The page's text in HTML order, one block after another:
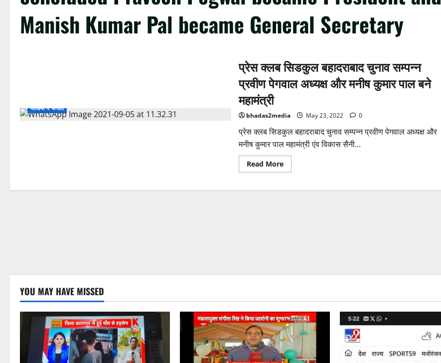
Manish Kumar Pal became General Secretary
मीडिया पे फैसले
प्रेस क्लब सिडकुल बहादराबाद चुनाव सम्पन्न
प्रवीण पेगवाल अध्यक्ष और मनीष कुमार पाल बने
महामंत्री
bhadas2media May 23, 2022 0
प्रेस क्लब सिडकुल बहादराबाद चुनाव सम्पन्न प्रवीण पेगवाल अध्यक्ष और
मनीष कुमार पाल महामंत्री एंव विकास सैनी...
Read MoreRead
more
क्लब
YOU MAY HAVE MISSED